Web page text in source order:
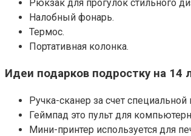
Рюкзак для прогулок стильного
Налобный фонарь.
Термос.
Портативная колонка.
Идеи подарков подростку на
Ручка-сканер за счет
Геймпад это пульт для
Мини-принтер используется для